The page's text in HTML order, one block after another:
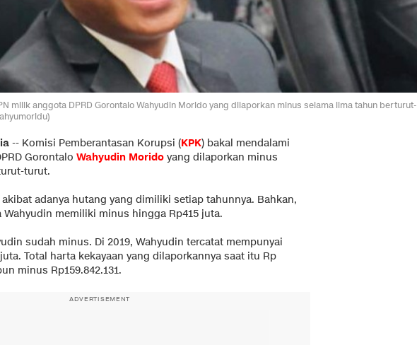
milik anggota DPRD Gorontalo Wahyudin Morido yang dilaporkan minus selama lima tahun berturut-
-- Komisi Pemberantasan Korupsi (KPK) bakal mendalami
Gorontalo Wahyudin Morido yang dilaporkan minus
turut.
adanya hutang yang dimiliki setiap tahunnya. Bahkan,
Wahyudin memiliki minus hingga Rp415 juta.
sudah minus. Di 2019, Wahyudin tercatat mempunyai
Total harta kekayaan yang dilaporkannya saat itu Rp
minus Rp159.842.131.
ADVERTISEMENT